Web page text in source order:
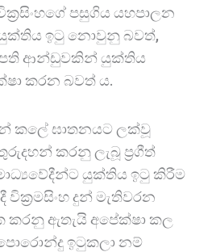
පසුගිය යහපාලන
ඉටු නොවුනු බවත්,
ආන්ඩුවකින් යුක්තිය
කරන බවත් ය.
කලේ ඝාතනයට ලක්වූ
කරනු ලැබූ ප්‍රගීත්
යුක්තිය ඉටු කිරීම
වික්‍රමසිංහ දුන් මැතිවරන
කරනු ඇතැයි අපේක්ෂා කල
පොරොන්දු ඉටුකලා නම්